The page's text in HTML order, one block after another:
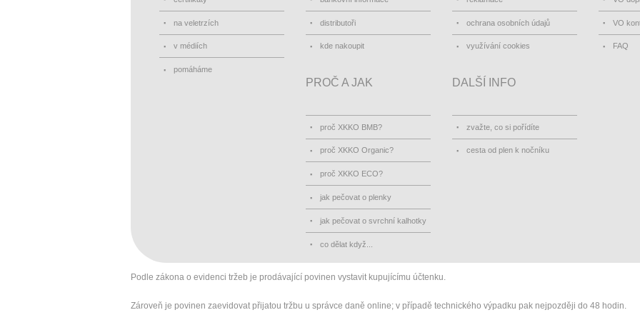
na veletrzích
v médiích
pomáháme
distributoři
kde nakoupit
ochrana osobních údajů
využívání cookies
VO
FAQ
PROČ A JAK
proč XKKO BMB?
proč XKKO Organic?
proč XKKO ECO?
jak pečovat o plenky
jak pečovat o svrchní kalhotky
co dělat když...
DALŠÍ INFO
zvažte, co si pořídíte
cesta od plen k nočníku
Podle zákona o evidenci tržeb je prodávající povinen vystavit kupujícímu účtenku.
Zároveň je povinen zaevidovat přijatou tržbu u správce daně online; v případě technického výpadku pak nejpozději do 48 hodin.